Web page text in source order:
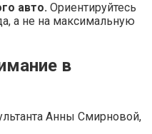
авто. Ориентируйтесь
а не на максимальную
в
Анны Смирновой,